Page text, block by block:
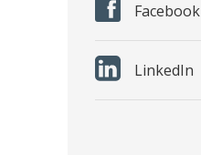
Facebook
LinkedIn